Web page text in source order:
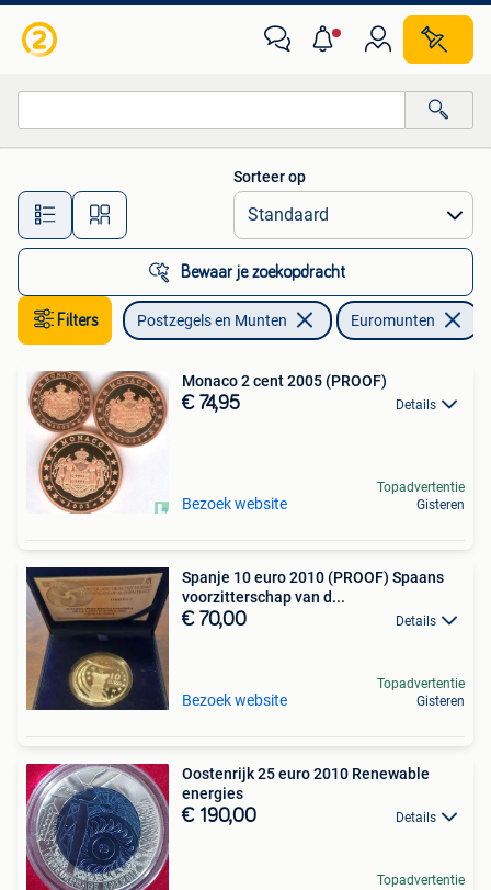
Alle afstanden…
Sorteer op
Bewaar je zoekopdracht
Filters Postzegels en Munten Euromunten
Monaco 2 cent 2005 (PROOF)
€ 74,95 Details
Bezoek website
Topadvertentie
Gisteren
Spanje 10 euro 2010 (PROOF) Spaans
voorzitterschap van d...
€ 70,00 Details
Bezoek website
Topadvertentie
Gisteren
Oostenrijk 25 euro 2010 Renewable
energies
€ 190,00 Details
Topadvertentie